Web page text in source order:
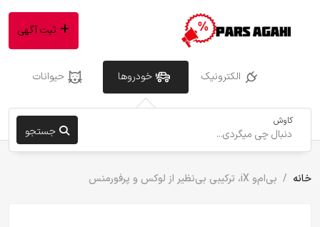
الکترونیک خودروها حیوانات
کاوش
جستجو
ثبت آگهی
خانه بی‌ام‌و iX، ترکیبی بی‌نظیر از لوکس و پرفورمنس